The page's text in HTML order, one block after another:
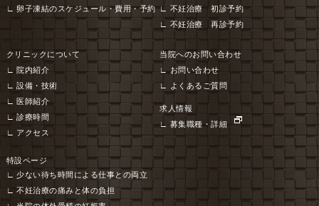
卵子凍結のスケジュール・費用・予約
不妊治療 初診予約
不妊治療 再診予約
クリニックについて
院内紹介
設備・技術
医師紹介
診療時間
アクセス
当院へのお問い合わせ
お問い合わせ
よくあるご質問
求人情報
募集職種・詳細
特設ページ
少ない待ち時間による仕事との両立
不妊治療の痛みと体の負担